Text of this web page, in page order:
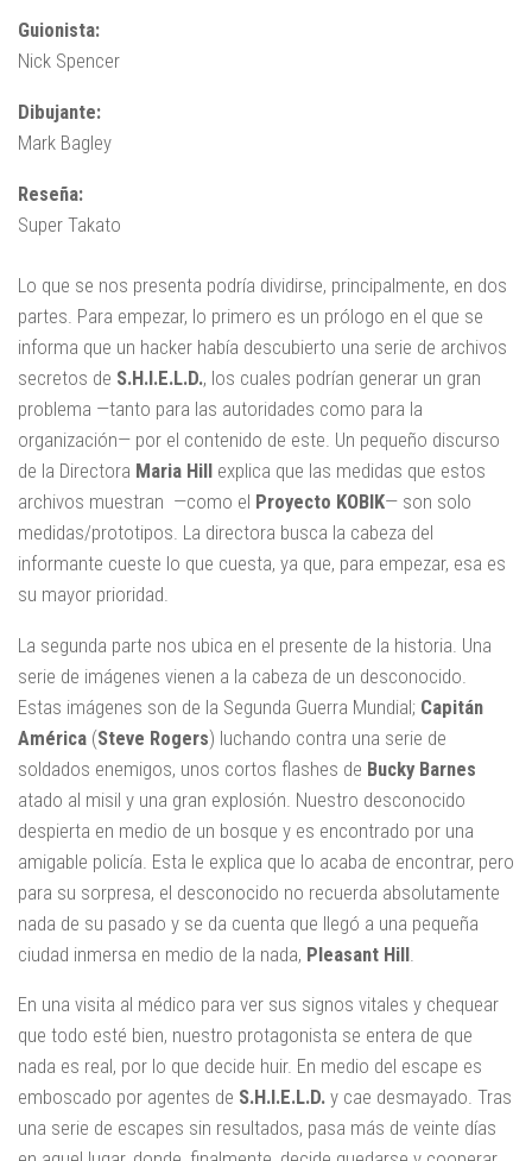
Guionista:
Nick Spencer
Dibujante:
Mark Bagley
Reseña:
Super Takato
Lo que se nos presenta podría dividirse, principalmente, en dos
partes. Para empezar, lo primero es un prólogo en el que se
informa que un hacker había descubierto una serie de archivos
secretos de S.H.I.E.L.D., los cuales podrían generar un gran
problema —tanto para las autoridades como para la
organización— por el contenido de este. Un pequeño discurso
de la Directora Maria Hill explica que las medidas que estos
archivos muestran —como el Proyecto KOBIK— son solo
medidas/prototipos. La directora busca la cabeza del
informante cueste lo que cuesta, ya que, para empezar, esa es
su mayor prioridad.
La segunda parte nos ubica en el presente de la historia. Una
serie de imágenes vienen a la cabeza de un desconocido.
Estas imágenes son de la Segunda Guerra Mundial; Capitán
América (Steve Rogers) luchando contra una serie de
soldados enemigos, unos cortos flashes de Bucky Barnes
atado al misil y una gran explosión. Nuestro desconocido
despierta en medio de un bosque y es encontrado por una
amigable policía. Esta le explica que lo acaba de encontrar, pero
para su sorpresa, el desconocido no recuerda absolutamente
nada de su pasado y se da cuenta que llegó a una pequeña
ciudad inmersa en medio de la nada, Pleasant Hill
En una visita al médico para ver sus signos vitales y chequear
que todo esté bien, nuestro protagonista se entera de que
nada es real, por lo que decide huir. En medio del escape es
emboscado por agentes de S.H.I.E.L.D. y cae desmayado. Tras
una serie de escapes sin resultados, pasa más de veinte días